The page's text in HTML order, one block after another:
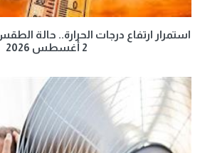
استمرار ارتفاع درجات الحرارة.. حالة
2 أغسطس 2026